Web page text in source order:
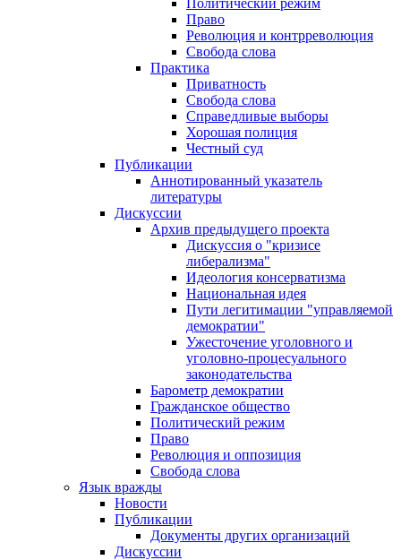
Политический режим
Право
Революция и контрреволюция
Свобода слова
Практика
Приватность
Свобода слова
Справедливые выборы
Хорошая полиция
Честный суд
Публикации
Аннотированный указатель
литературы
Дискуссии
Архив предыдущего проекта
Дискуссия о "кризисе
либерализма"
Идеология консерватизма
Национальная идея
Пути легитимации "управляемой
демократии"
Ужесточение уголовного и
уголовно-процесуального
законодательства
Барометр демократии
Гражданское общество
Политический режим
Право
Революция и оппозиция
Свобода слова
Язык вражды
Новости
Публикации
Документы других организаций
Дискуссии